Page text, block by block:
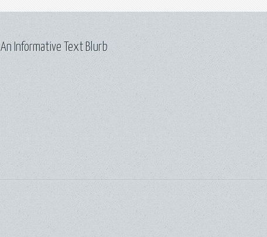
An Informative Text Blurb